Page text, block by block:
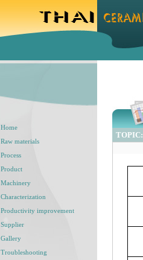
Home
Raw materials
Process
Product
Machinery
Characterization
Productivity improvement
Supplier
Gallery
Troubleshooting